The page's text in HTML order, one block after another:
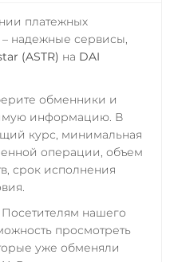
платежных
надежные сервисы,
(ASTR) на DAI
обменники и
информацию. В
курс, минимальная
операции, объем
срок исполнения
нашего
просмотреть
уже обменяли